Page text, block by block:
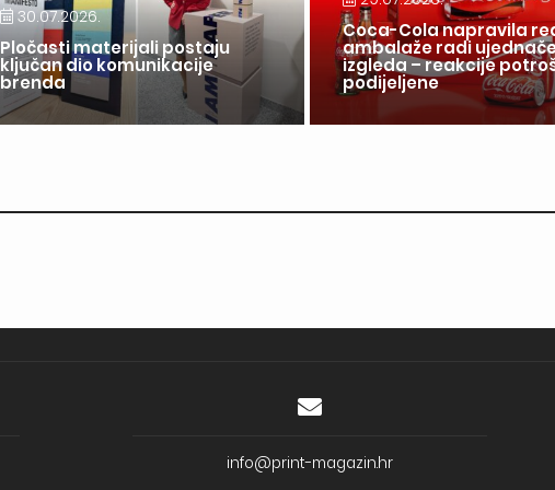
30.07.2026.
Pločasti materijali postaju
ključan dio komunikacije
brenda
Coca-Cola napravila
ambalaže radi
izgleda – reakcije
podijeljene
info@print-magazin.hr